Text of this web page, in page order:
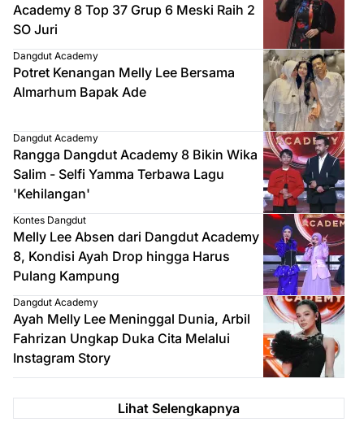
Academy 8 Top 37 Grup 6 Meski Raih 2
SO Juri
Dangdut Academy
Potret Kenangan Melly Lee Bersama
Almarhum Bapak Ade
Dangdut Academy
Rangga Dangdut Academy 8 Bikin Wika
Salim - Selfi Yamma Terbawa Lagu
'Kehilangan'
Kontes Dangdut
Melly Lee Absen dari Dangdut Academy
8, Kondisi Ayah Drop hingga Harus
Pulang Kampung
Dangdut Academy
Ayah Melly Lee Meninggal Dunia, Arbil
Fahrizan Ungkap Duka Cita Melalui
Instagram Story
Lihat Selengkapnya